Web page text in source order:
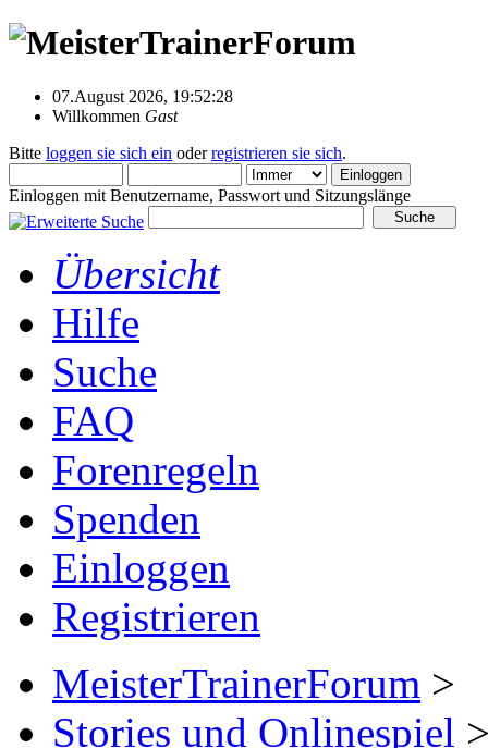
07.August 2026, 19:52:28
Willkommen Gast
Bitte loggen sie sich ein oderregistrieren sie sich.
Einloggen mit Benutzername, Passwort und Sitzungslänge
Übersicht
Hilfe
Suche
FAQ
Forenregeln
Spenden
Einloggen
Registrieren
MeisterTrainerForum >
Stories und Onlinespiel